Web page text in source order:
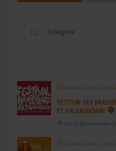
08 AOÛT 2026- 09
FESTIVAL DES
ET VALGAUDEMAR
Saint-Bonnet-en-
22 AOÛT 2026- 23